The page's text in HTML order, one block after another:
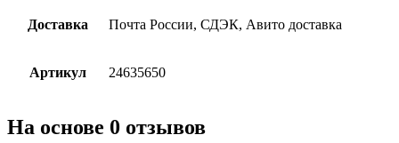
Доставка Почта России, СДЭК, Авито доставка
Артикул 24635650
На основе 0 отзывов